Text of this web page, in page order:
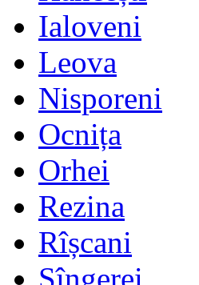
Ialoveni
Leova
Nisporeni
Ocnița
Orhei
Rezina
Rîșcani